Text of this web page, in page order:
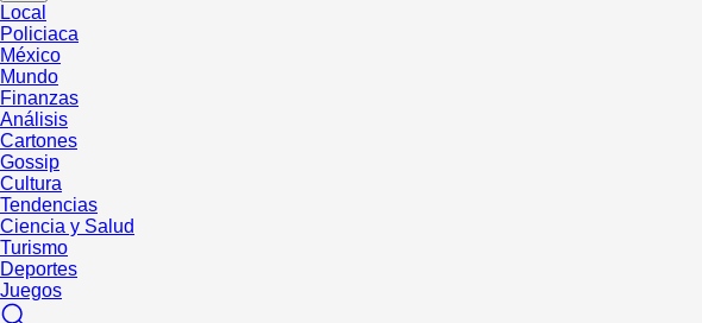
Local
Policiaca
México
Mundo
Finanzas
Análisis
Cartones
Gossip
Cultura
Tendencias
Ciencia y Salud
Turismo
Deportes
Juegos